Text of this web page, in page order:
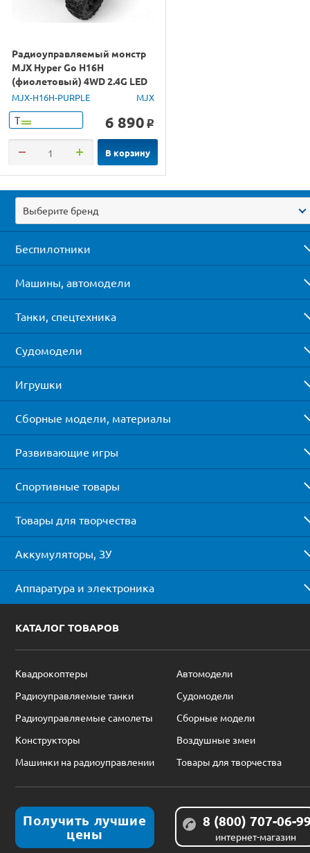
Радиоуправляемый монстр
MJX Hyper Go H16H
(фиолетовый) 4WD 2.4G LED
GPS 1/16 RTR
MJX-H16H-PURPLE MJX
Т 6 890 o
В корзину
Выберите бренд
Беспилотники
Машины, автомодели
Танки, спецтехника
Судомодели
Игрушки
Сборные модели, материалы
Развивающие игры
Спортивные товары
Товары для творчества
Аккумуляторы, ЗУ
Аппаратура и электроника
КАТАЛОГ ТОВАРОВ
Квадрокоптеры
Автомодели
Радиоуправляемые танки
Судомодели
Радиоуправляемые самолеты
Сборные модели
Конструкторы
Воздушные змеи
Машинки на радиоуправлении
Товары для творчества
Получить лучшие
цены
8 (800) 707-06-
интернет-магазин